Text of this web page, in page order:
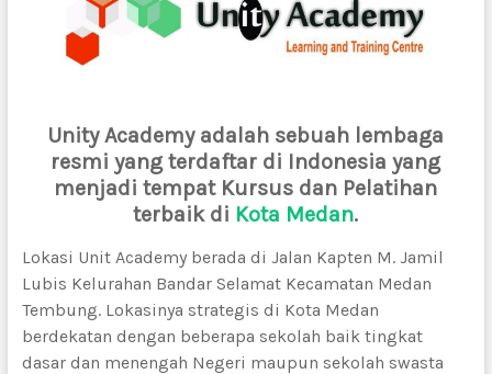
Unity Academy adalah sebuah lembaga
resmi yang terdaftar di Indonesia yang
menjadi tempat Kursus dan Pelatihan
terbaik di Kota Medan.
Lokasi Unit Academy berada di Jalan Kapten M. Jamil
Lubis Kelurahan Bandar Selamat Kecamatan Medan
Tembung. Lokasinya strategis di Kota Medan
berdekatan dengan beberapa sekolah baik tingkat
dasar dan menengah Negeri maupun sekolah swasta